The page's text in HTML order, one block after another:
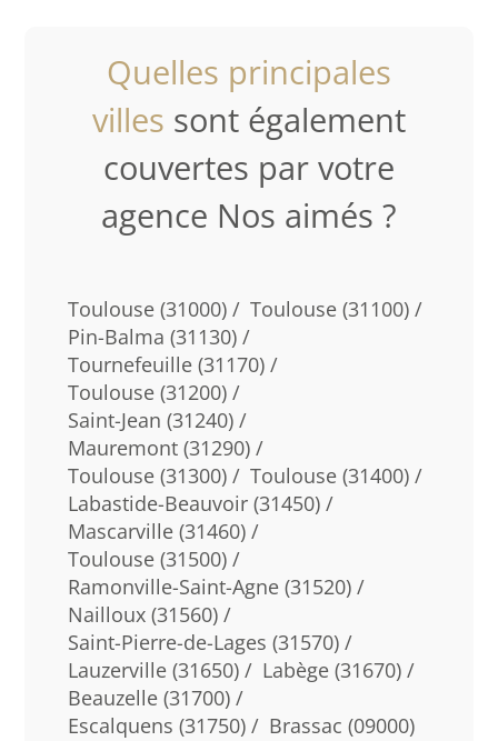
Quelles principales
villes sont également
couvertes par votre
agence Nos aimés ?
Toulouse (31000) / Toulouse (31100) /
Pin-Balma (31130) /
Tournefeuille (31170) /
Toulouse (31200) /
Saint-Jean (31240) /
Mauremont (31290) /
Toulouse (31300) / Toulouse (31400) /
Labastide-Beauvoir (31450) /
Mascarville (31460) /
Toulouse (31500) /
Ramonville-Saint-Agne (31520) /
Nailloux (31560) /
Saint-Pierre-de-Lages (31570) /
Lauzerville (31650) / Labège (31670) /
Beauzelle (31700) /
Escalquens (31750) / Brassac (09000)